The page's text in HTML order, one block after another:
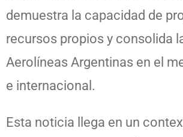
demuestra la capacidad de
recursos propios y consolida
Aerolíneas Argentinas en el
e internacional.
Esta noticia llega en un